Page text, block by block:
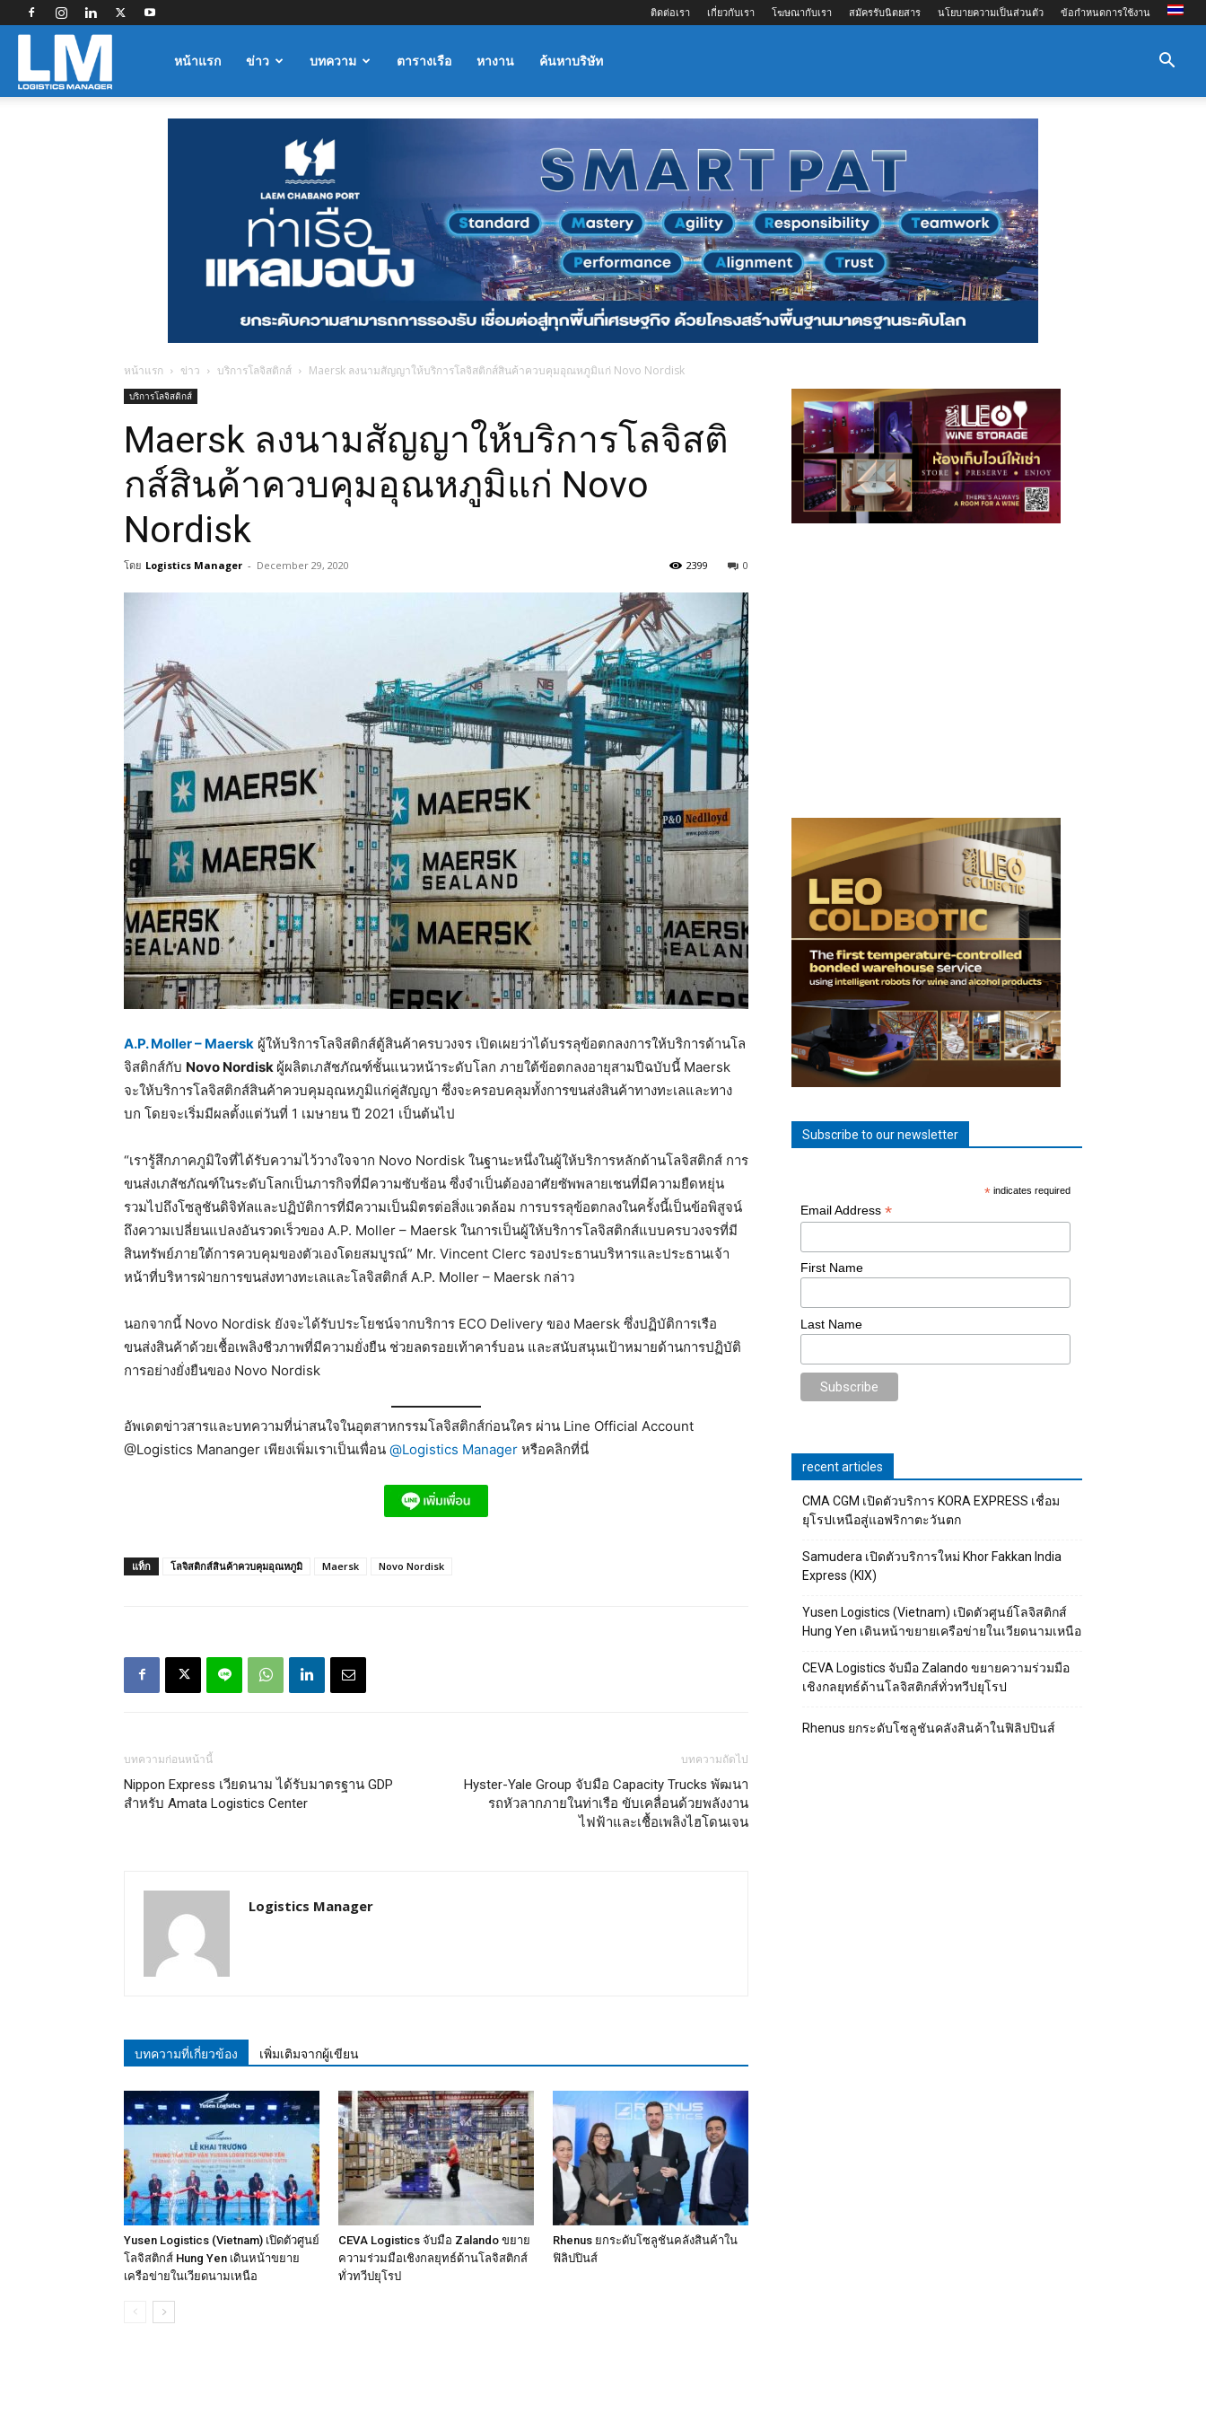
ติดต่อเรา เกี่ยวกับเรา โฆษณากับเรา สมัครรับนิตยสาร นโยบายความเป็นส่วนตัว ข้อกำหนดการใช้งาน
Logisticsหน้าแรก ข่าว บทความ ตารางเรือ หางาน ค้นหาบริษัท
หน้าแรก ข่าว บริการโลจิสติกส์ Maersk ลงนามสัญญาให้บริการโลจิสติกส์สินค้าควบคุมอุณหภูมิแก่ Novo Nordisk
บริการโลจิสติกส์
Maersk ลงนามสัญญาให้บริการโลจิสติ
กส์สินค้าควบคุมอุณหภูมิแก่ Novo
Nordisk
โดย Logistics Manager - December 29, 2020 0
2399
A.P. Moller – Maersk ผู้ให้บริการโลจิสติกส์ตู้สินค้าครบวงจร เปิดเผยว่าได้บรรลุข้อตกลงการให้บริการด้านโล
จิสติกส์กับ Novo Nordisk ผู้ผลิตเภสัชภัณฑ์ชั้นแนวหน้าระดับโลก ภายใต้ข้อตกลงอายุสามปีฉบับนี้ Maersk
จะให้บริการโลจิสติกส์สินค้าควบคุมอุณหภูมิแก่คู่สัญญา ซึ่งจะครอบคลุมทั้งการขนส่งสินค้าทางทะเลและทาง
บก โดยจะเริ่มมีผลตั้งแต่วันที่ 1 เมษายน ปี 2021 เป็นต้นไป
“เรารู้สึกภาคภูมิใจที่ได้รับความไว้วางใจจาก Novo Nordisk ในฐานะหนึ่งในผู้ให้บริการหลักด้านโลจิสติกส์ การ
ขนส่งเภสัชภัณฑ์ในระดับโลกเป็นภารกิจที่มีความซับซ้อน ซึ่งจำเป็นต้องอาศัยซัพพลายเชนที่มีความยืดหยุ่น
รวมไปถึงโซลูชันดิจิทัลและปฏิบัติการที่มีความเป็นมิตรต่อสิ่งแวดล้อม การบรรลุข้อตกลงในครั้งนี้เป็นข้อพิสูจน์
ถึงความเปลี่ยนแปลงอันรวดเร็วของ A.P. Moller – Maersk ในการเป็นผู้ให้บริการโลจิสติกส์แบบครบวงจรที่มี
สินทรัพย์ภายใต้การควบคุมของตัวเองโดยสมบูรณ์” Mr. Vincent Clerc รองประธานบริหารและประธานเจ้า
หน้าที่บริหารฝ่ายการขนส่งทางทะเลและโลจิสติกส์ A.P. Moller – Maersk กล่าว
นอกจากนี้ Novo Nordisk ยังจะได้รับประโยชน์จากบริการ ECO Delivery ของ Maersk ซึ่งปฏิบัติการเรือ
ขนส่งสินค้าด้วยเชื้อเพลิงชีวภาพที่มีความยั่งยืน ช่วยลดรอยเท้าคาร์บอน และสนับสนุนเป้าหมายด้านการปฏิบัติ
การอย่างยั่งยืนของ Novo Nordisk
อัพเดตข่าวสารและบทความที่น่าสนใจในอุตสาหกรรมโลจิสติกส์ก่อนใคร ผ่าน Line Official Account
@Logistics Mananger เพียงเพิ่มเราเป็นเพื่อน @Logistics Manager หรือคลิกที่นี่
แท็ก โลจิสติกส์สินค้าควบคุมอุณหภูมิ Maersk Novo Nordisk
บทความก่อนหน้านี้
Nippon Express เวียดนาม ได้รับมาตรฐาน GDP
สำหรับ Amata Logistics Center
บทความถัดไป
Hyster-Yale Group จับมือ Capacity Trucks พัฒนา
รถหัวลากภายในท่าเรือ ขับเคลื่อนด้วยพลังงาน
ไฟฟ้าและเชื้อเพลิงไฮโดนเจน
Logistics Manager
บทความที่เกี่ยวข้อง เพิ่มเติมจากผู้เขียน
Yusen Logistics (Vietnam) เปิดตัวศูนย์
โลจิสติกส์ Hung Yen เดินหน้าขยาย
เครือข่ายในเวียดนามเหนือ
CEVA Logistics จับมือ Zalando ขยาย
ความร่วมมือเชิงกลยุทธ์ด้านโลจิสติกส์
ทั่วทวีปยุโรป
Rhenus ยกระดับโซลูชันคลังสินค้าใน
ฟิลิปปินส์
Subscribe to our newsletter
* indicates required
Email Address *
First Name
Last Name
recent articles
CMA CGM เปิดตัวบริการ KORA EXPRESS เชื่อม
ยุโรปเหนือสู่แอฟริกาตะวันตก
Samudera เปิดตัวบริการใหม่ Khor Fakkan India
Express (KIX)
Yusen Logistics (Vietnam) เปิดตัวศูนย์โลจิสติกส์
Hung Yen เดินหน้าขยายเครือข่ายในเวียดนามเหนือ
CEVA Logistics จับมือ Zalando ขยายความร่วมมือ
เชิงกลยุทธ์ด้านโลจิสติกส์ทั่วทวีปยุโรป
Rhenus ยกระดับโซลูชันคลังสินค้าในฟิลิปปินส์